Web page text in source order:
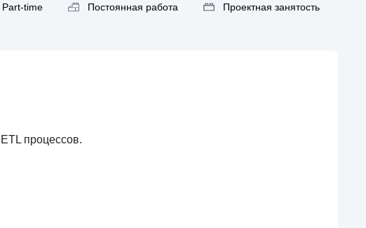
Part-time Постоянная работа Проектная занятость
процессов.